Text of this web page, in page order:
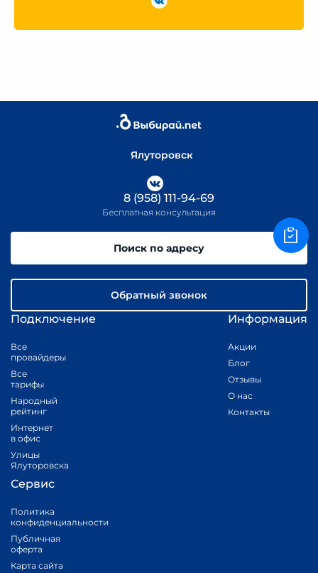
Ялуторовск
Подключение
Все
провайдеры
Все
тарифы
Народный
рейтинг
Интернет
в офис
Улицы
Ялуторовска
Информация
Акции
Блог
Отзывы
О нас
Контакты
Сервис
Политика
конфиденциальности
Публичная
оферта
Карта сайта
8 (958) 111-94-69
Бесплатная консультация
Поиск по адресу
Обратный звонок